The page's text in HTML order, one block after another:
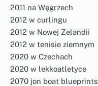
2011 na Węgrzech
2012 w curlingu
2012 w Nowej Zelandii
2012 w tenisie ziemnym
2020 w Czechach
2020 w lekkoatletyce
2070 jon boat blueprints